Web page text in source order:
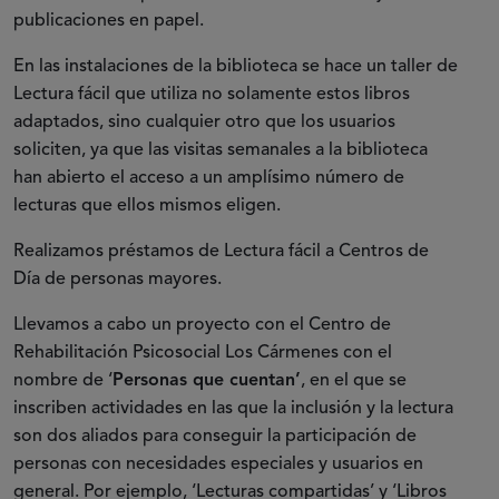
publicaciones en papel.
En las instalaciones de la biblioteca se hace un taller de
Lectura fácil que utiliza no solamente estos libros
adaptados, sino cualquier otro que los usuarios
soliciten, ya que las visitas semanales a la biblioteca
han abierto el acceso a un amplísimo número de
lecturas que ellos mismos eligen.
Realizamos préstamos de Lectura fácil a Centros de
Día de personas mayores.
Llevamos a cabo un proyecto con el Centro de
Rehabilitación Psicosocial Los Cármenes con el
nombre de ‘Personas que cuentan’, en el que se
inscriben actividades en las que la inclusión y la lectura
son dos aliados para conseguir la participación de
personas con necesidades especiales y usuarios en
general. Por ejemplo, ‘Lecturas compartidas’ y ‘Libros